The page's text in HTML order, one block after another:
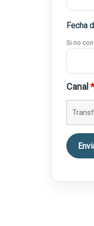
Fecha
Si no
Canal *